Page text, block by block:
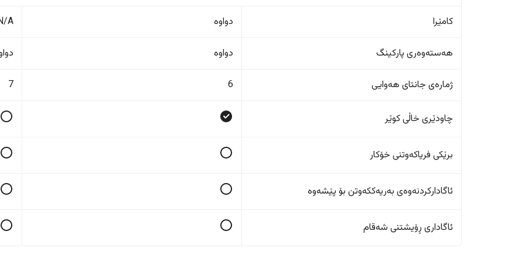
کامێرا دواوە A
هەستەوەری پارکینگ دواوە
ژمارەی جانتای هەوایی 6
7
چاودێری خاڵی کوێر
برێکی فریاکەوتنی خۆکار
ئاگادارکردنەوەی بەریەککەوتن بۆ پێشەوە
ئاگاداری ڕۆیشتنی شەقام